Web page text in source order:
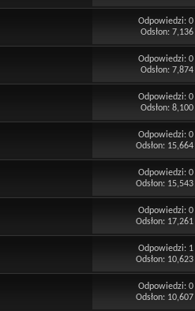
Odpowiedzi:0
Odsłon: 7,136
Odpowiedzi:0
Odsłon: 7,874
Odpowiedzi:0
Odsłon: 8,100
Odpowiedzi:0
Odsłon: 15,664
Odpowiedzi:0
Odsłon: 15,543
Odpowiedzi:0
Odsłon: 17,261
Odpowiedzi: 1
Odsłon: 10,623
Odpowiedzi:0
Odsłon: 10,607